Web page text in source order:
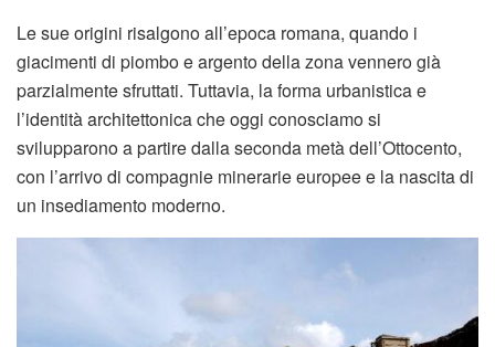
Le sue origini risalgono all’epoca romana, quando i
giacimenti di piombo e argento della zona vennero già
parzialmente sfruttati. Tuttavia, la forma urbanistica e
l’identità architettonica che oggi conosciamo si
svilupparono a partire dalla seconda metà dell’Ottocento,
con l’arrivo di compagnie minerarie europee e la nascita di
un insediamento moderno.